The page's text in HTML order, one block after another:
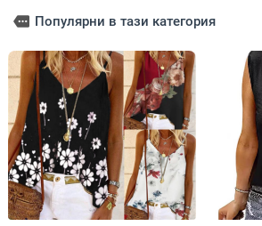
more Популярни в тази категория